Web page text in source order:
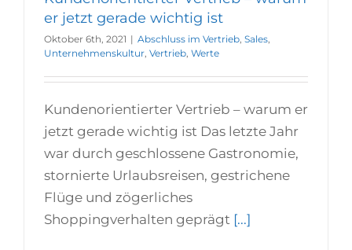
er jetzt gerade wichtig ist
Oktober 6th, 2021 | Abschluss im Vertrieb Sales
Unternehmenskultur Vertrieb Werte
Kundenorientierter Vertrieb – warum er
jetzt gerade wichtig ist Das letzte Jahr
war durch geschlossene Gastronomie,
stornierte Urlaubsreisen, gestrichene
Flüge und zögerliches
Shoppingverhalten geprägt [...]